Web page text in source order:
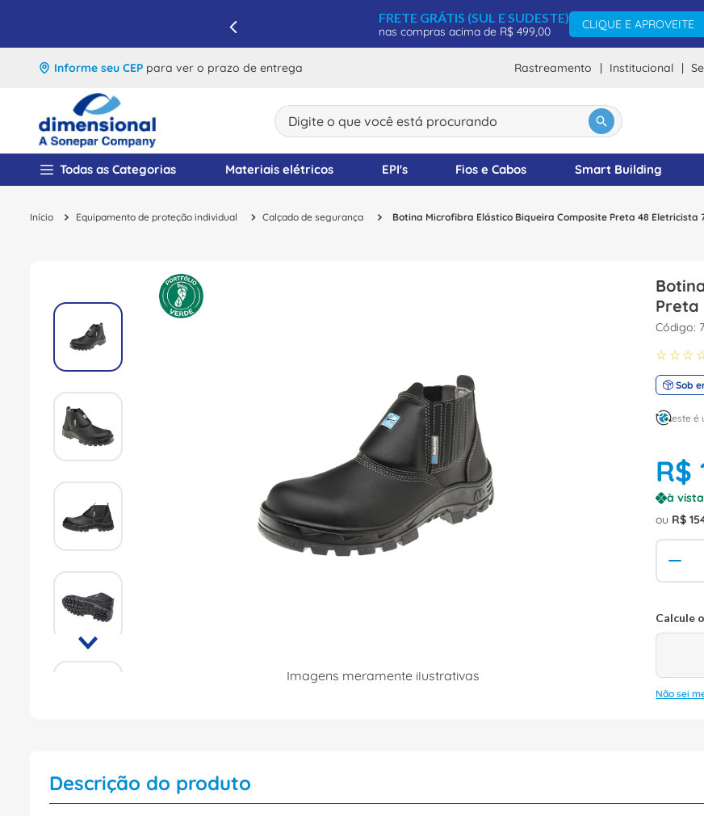
FRETE GRÁTIS (SUL E SUDESTE)
nas compras acima de R$ 499,00
CLIQUE E APROVEITE
Informe seu CEP para ver o prazo de entrega Rastreamento Institucional
Digite o que você está procurando
Todas as Categorias Materiais elétricos EPI's Fios e Cabos Smart Building
Equipamento de proteção individual Calçado de segurança Botina Microfibra Elástico Biqueira Composite Preta 48 Eletricista
Imagens meramente ilustrativas
Preta
:
☆ ☆ ☆
Sob
este é
R$
à
ou R$
Não sei
Descrição do produto
1º disjuntor
º cabo flexivel